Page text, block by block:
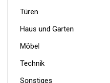
Türen
Haus und Garten
Möbel
Technik
Sonstiges